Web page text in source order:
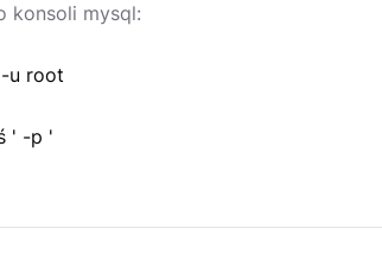
konsoli mysql:
u root
' -p '